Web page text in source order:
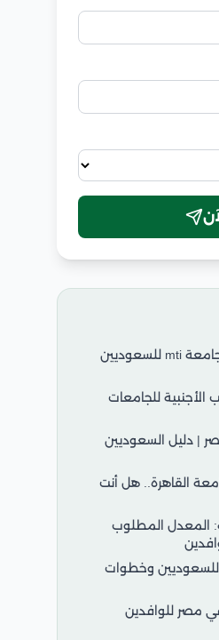
مصاريف كلية الطب البشري جامعة mti للسعوديين
للجامعات
دليل السعوديين
القاهرة.. هل أنت
المعدل المطلوب
وخطوات
مصر للوافدين